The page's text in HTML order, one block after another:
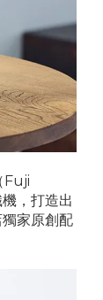
Fuji
，打造出
家原創配